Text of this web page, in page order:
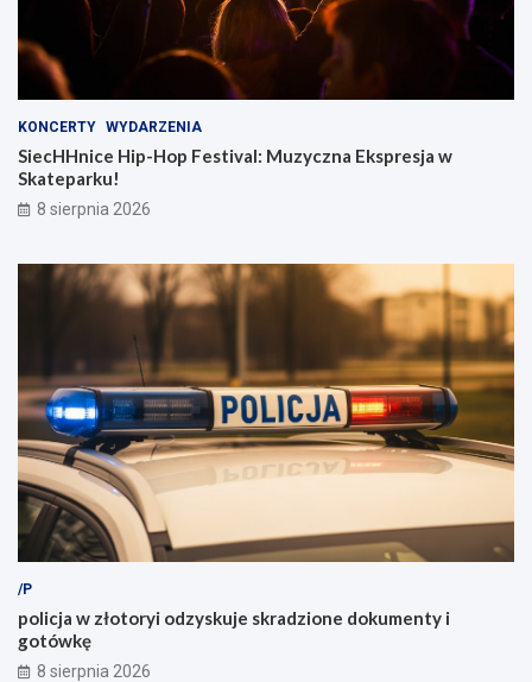
KONCERTY WYDARZENIA
SiecHHnice Hip-Hop Festival: Muzyczna Ekspresja w
Skateparku!
8 sierpnia 2026
/P
policja w złotoryi odzyskuje skradzione dokumenty i
gotówkę
8 sierpnia 2026